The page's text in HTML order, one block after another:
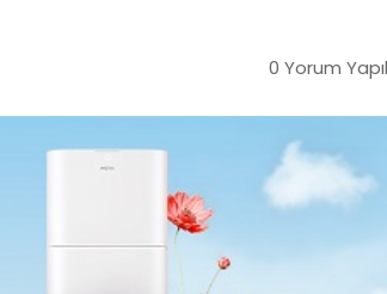
0 Yorum